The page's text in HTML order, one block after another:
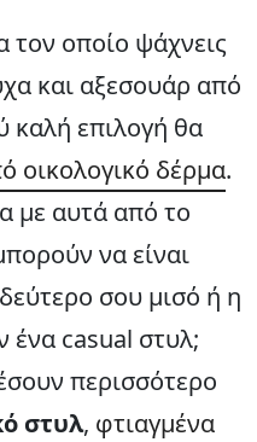
τον οποίο ψάχνεις
και αξεσουάρ από
καλή επιλογή θα
οικολογικό δέρμα.
με αυτά από το
να είναι
σου μισό ή η
ένα casual στυλ;
περισσότερο
στυλ, φτιαγμένα